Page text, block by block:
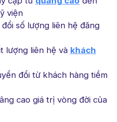
viện
số lượng liên hệ đăng
lượng liên hệ và khách
đổi từ khách hàng tiềm
cao giá trị vòng đời của